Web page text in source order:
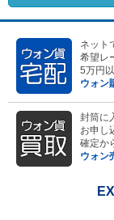
ネット
希望レ
5万円
ウォン
封筒に
お申し
確定か
ウォン